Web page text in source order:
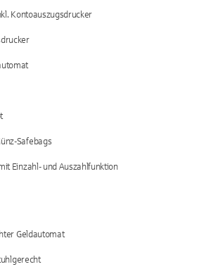
Kontoauszugsdrucker
Safebags
Einzahl- und Auszahlfunktion
Geldautomat